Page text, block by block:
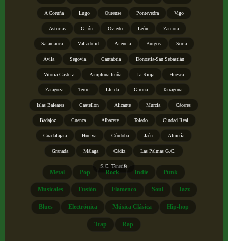
A Coruña Lugo Ourense Pontevedra Vigo
Asturias Gijón Oviedo León Zamora
Salamanca Valladolid Palencia Burgos Soria
Ávila Segovia Cantabria Donostia-San Sebastián
Vitoria-Gasteiz Pamplona-Iruña La Rioja Huesca
Zaragoza Teruel Lleida Girona Tarragona
Islas Baleares Castellón Alicante Murcia Cáceres
Badajoz Cuenca Albacete Toledo Ciudad Real
Guadalajara Huelva Córdoba Jaén Almería
Granada Málaga Cádiz Las Palmas G.C.
S.C. Tenerife
Metal Pop Rock Indie Punk
Musicales Fusión Flamenco Soul Jazz
Blues Electrónica Música Clásica Hip-hop
Trap Rap